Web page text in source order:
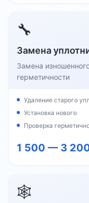
🔧
Замена
Замена
герметичности
Удаление старого
Установка нового
Проверка
1 500 — 3
🕸️